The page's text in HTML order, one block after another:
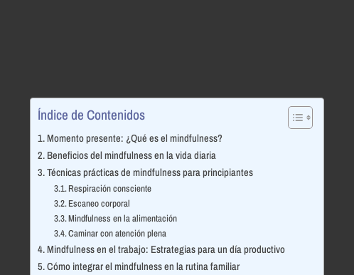
Índice de Contenidos
Momento presente: ¿Qué es el mindfulness?
Beneficios del mindfulness en la vida diaria
Técnicas prácticas de mindfulness para principiantes
Respiración consciente
Escaneo corporal
Mindfulness en la alimentación
Caminar con atención plena
Mindfulness en el trabajo: Estrategias para un día productivo
Cómo integrar el mindfulness en la rutina familiar